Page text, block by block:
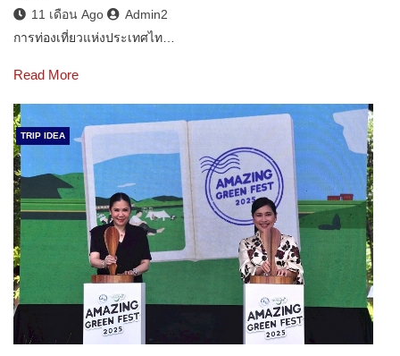
11 เดือน Ago
Admin2
การท่องเที่ยวแห่งประเทศไท…
Read More
TRIP IDEA